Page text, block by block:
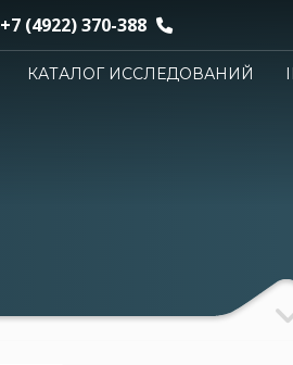
+7 (4922) 370-388
КАТАЛОГ ИССЛЕДОВАНИЙ